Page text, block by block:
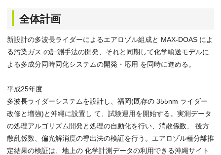
全体計画
新設計の多波長ライダーによるエアロゾル組成と MAX-DOAS によ
る汚染ガス の計測手法の開発、それと同期して化学輸送モデルに
よる多成分同時同化システムの開発・応用 を同時に進める。
平成25年度
多波長ライダーシステムを設計し、福岡(既存の 355nm ライダー
改修と増強)と沖縄に設置し て、試験運用を開始する。実測データ
の処理アルゴリズム開発と処理の自動化を行い、消散係数、 後方
散乱係数、偏光解消度の導出法の検証を行う。エアロゾル種分離推
定結果の検証は、地上の 化学計測データの利用できる沖縄サイト